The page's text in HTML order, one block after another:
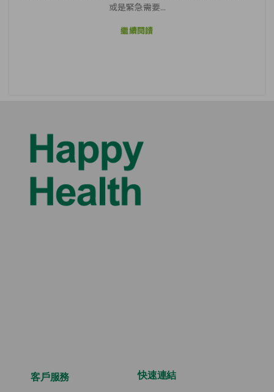
或是緊急需要...
繼續閱讀
客戶服務 快速連結